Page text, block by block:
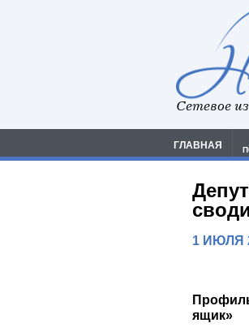
Сетевое
ГЛАВНАЯ
1 ИЮЛЯ
ящик»